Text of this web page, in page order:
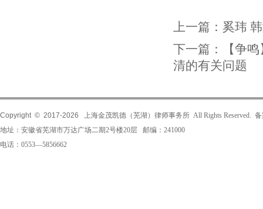
上一篇： 奚玮
下一篇：
【争
清的有关问题
Copyright © 2017-2026
上海金茂凯德（芜湖）律师事务所 All Rights Reserved.
地址：安徽省芜湖市万达广场二期2号楼20层 邮编：241000
电话：0553—5856662